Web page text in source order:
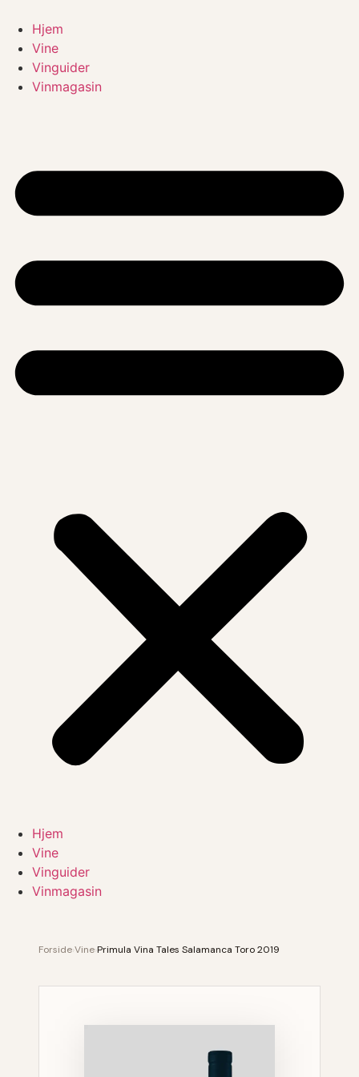
indhold
Hjem
Vine
Vinguider
Vinmagasin
Hjem
Vine
Vinguider
Vinmagasin
ForsideVinePrimula Vina Tales Salamanca Toro 2019